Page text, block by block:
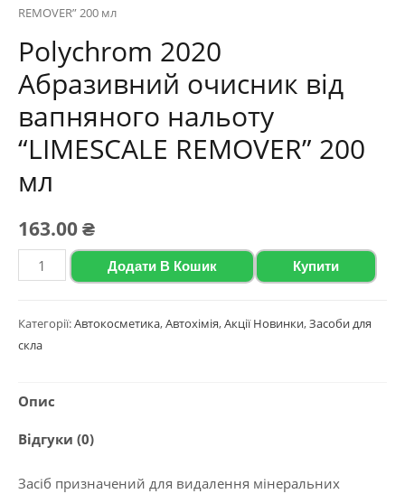
REMOVER” 200 мл
Polychrom 2020
Абразивний очисник від
вапняного нальоту
“LIMESCALE REMOVER” 200
мл
163.00₴
Polychrom
2020
очисник
нальоту
"LIMESCALE
200
Додати В Кошик Купити
Категорії:Автокосметика,Автохімія,Акції Новинки,Засоби для
скла
Опис
Відгуки (0)
Засіб призначений для видалення мінеральних